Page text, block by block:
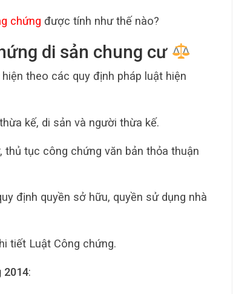
chứng được tính như thế nào?
di sản chung cư
theo các quy định pháp luật hiện
kế, di sản và người thừa kế.
tục công chứng văn bản thỏa thuận
định quyền sở hữu, quyền sử dụng nhà
tiết Luật Công chứng.
2014: